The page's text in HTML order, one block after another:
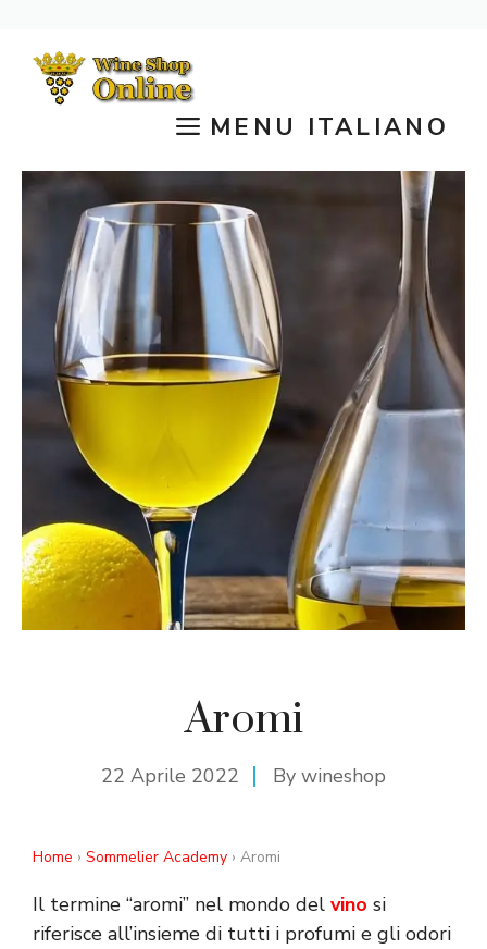
contenuto
MENU ITALIANO
Aromi
22 Aprile 2022 By wineshop
Home › Sommelier Academy › Aromi
Il termine “aromi” nel mondo del vino si
riferisce all’insieme di tutti i profumi e gli odori